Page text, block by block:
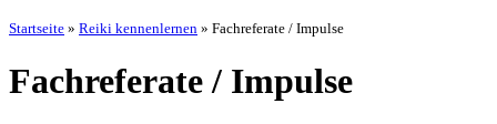
Startseite » Reiki kennenlernen » Fachreferate / Impulse
Fachreferate / Impulse